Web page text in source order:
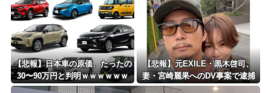
【悲報】日本車の原価、たったの
30〜90万円と判明ｗｗｗｗｗｗ
ｗｗｗｗｗ
【悲報】元EXILE・黒木啓司、
妻・宮崎麗果へのDV事案で逮捕
されていた！宮崎は全身打撲、頭